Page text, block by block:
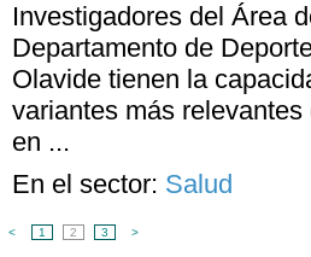
Investigadores del Área
Departamento de
Olavide tienen la
variantes más
en ...
En el sector: Salud
< 1 2 3 >